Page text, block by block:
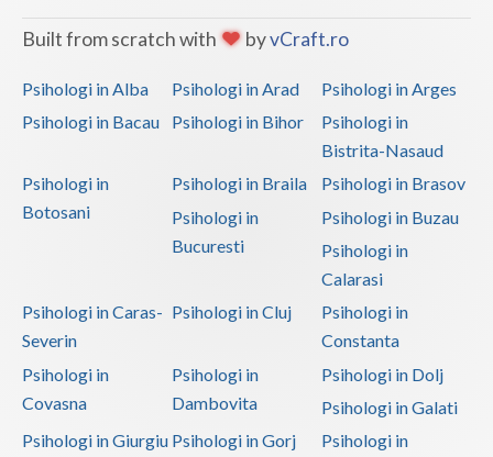
Built from scratch with byvCraft.ro
Psihologi in Alba Psihologi in Arad
Psihologi in Arges
Psihologi in Bacau
Psihologi in Bihor
Psihologi in
Bistrita-Nasaud
Psihologi in
Botosani
Psihologi in Braila
Psihologi in Brasov
Psihologi in
Bucuresti
Psihologi in Buzau
Psihologi in
Calarasi
Psihologi in Caras-
Severin
Psihologi in Cluj
Psihologi in
Constanta
Psihologi in
Covasna
Psihologi in
Dambovita
Psihologi in Dolj
Psihologi in Galati
Psihologi in Giurgiu Psihologi in Gorj
Psihologi in